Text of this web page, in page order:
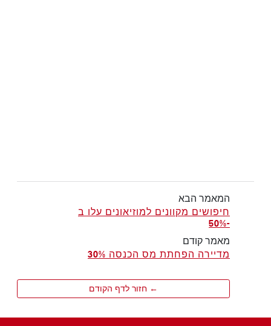
המאמר הבא
חיפושים מקוונים למוזיאונים עלו ב
-50%
מאמר קודם
מדיירה הפחתת מס הכנסה 30%
← חזור לדף הקודם